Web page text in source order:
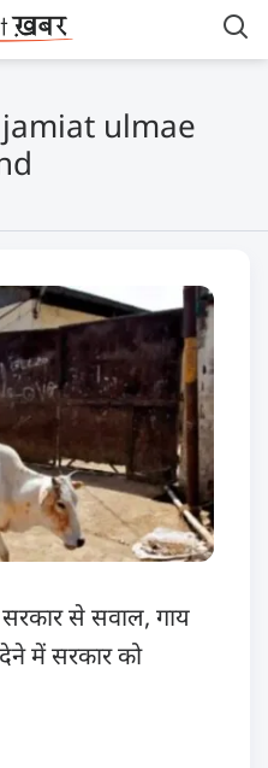
ulmae
से सवाल, गाय
देने में सरकार को